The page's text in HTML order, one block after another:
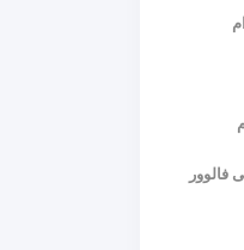
فالوور